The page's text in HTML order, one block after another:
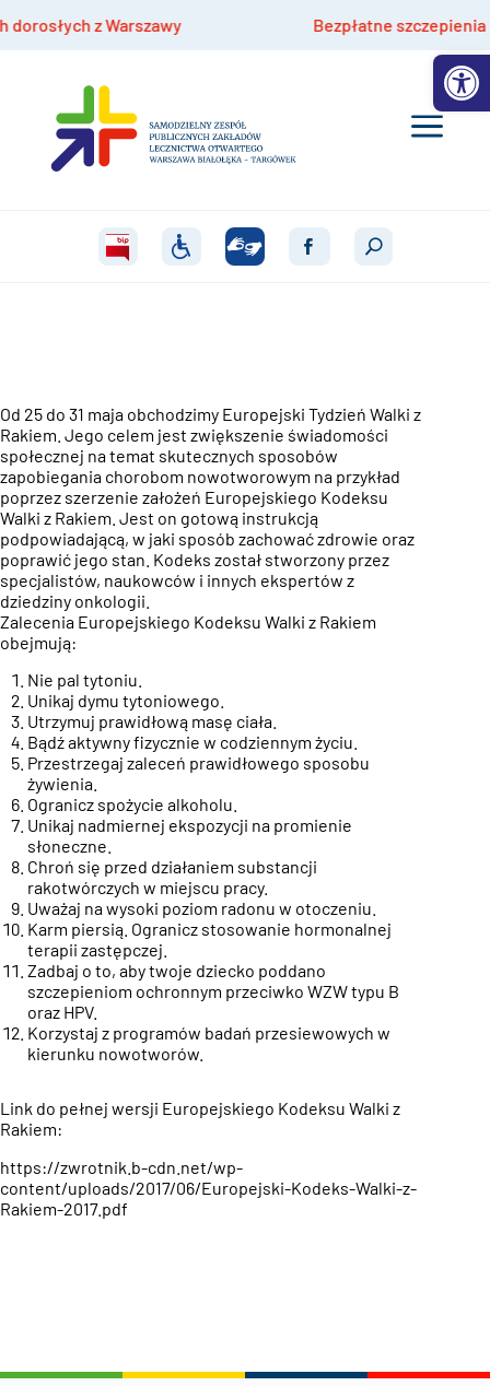
z Warszawy Bezpłatne szczepienia hpv
Od 25 do 31 maja obchodzimy Europejski Tydzień Walki z
Rakiem . Jego celem jest zwiększenie świadomości
społecznej na temat skutecznych sposobów
zapobiegania chorobom nowotworowym na przykład
poprzez szerzenie założeń Europejskiego Kodeksu
Walki z Rakiem. Jest on gotową instrukcją
podpowiadającą, w jaki sposób zachować zdrowie oraz
poprawić jego stan. Kodeks został stworzony przez
specjalistów, naukowców i innych ekspertów z
dziedziny onkologii.
Zalecenia Europejskiego Kodeksu Walki z Rakiem
obejmują:
Nie pal tytoniu.
Unikaj dymu tytoniowego.
Utrzymuj prawidłową masę ciała.
Bądź aktywny fizycznie w codziennym życiu.
Przestrzegaj zaleceń prawidłowego sposobu
żywienia.
Ogranicz spożycie alkoholu.
Unikaj nadmiernej ekspozycji na promienie
słoneczne.
Chroń się przed działaniem substancji
rakotwórczych w miejscu pracy.
Uważaj na wysoki poziom radonu w otoczeniu.
Karm piersią. Ogranicz stosowanie hormonalnej
terapii zastępczej.
Zadbaj o to, aby twoje dziecko poddano
szczepieniom ochronnym przeciwko WZW typu B
oraz HPV.
Korzystaj z programów badań przesiewowych w
kierunku nowotworów.
Link do pełnej wersji Europejskiego Kodeksu Walki z
Rakiem:
https://zwrotnik.b-cdn.net/wp-
content/uploads/2017/06/Europejski-Kodeks-Walki-z-
Rakiem-2017.pdf